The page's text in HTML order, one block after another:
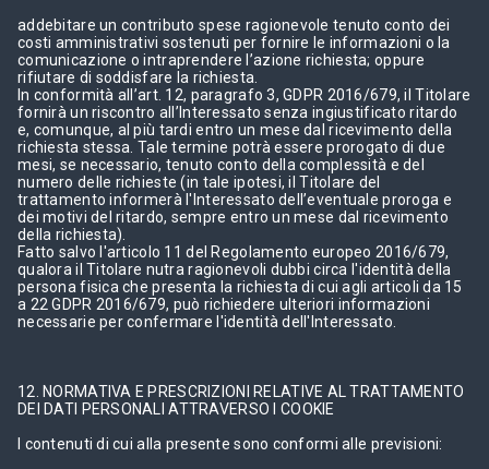
addebitare un contributo spese ragionevole tenuto conto dei
costi amministrativi sostenuti per fornire le informazioni o la
comunicazione o intraprendere l’azione richiesta; oppure
rifiutare di soddisfare la richiesta.
In conformità all’art. 12, paragrafo 3, GDPR 2016/679, il Titolare
fornirà un riscontro all’Interessato senza ingiustificato ritardo
e, comunque, al più tardi entro un mese dal ricevimento della
richiesta stessa. Tale termine potrà essere prorogato di due
mesi, se necessario, tenuto conto della complessità e del
numero delle richieste (in tale ipotesi, il Titolare del
trattamento informerà l'Interessato dell’eventuale proroga e
dei motivi del ritardo, sempre entro un mese dal ricevimento
della richiesta).
Fatto salvo l'articolo 11 del Regolamento europeo 2016/679,
qualora il Titolare nutra ragionevoli dubbi circa l'identità della
persona fisica che presenta la richiesta di cui agli articoli da 15
a 22 GDPR 2016/679, può richiedere ulteriori informazioni
necessarie per confermare l'identità dell'Interessato.
12. NORMATIVA E PRESCRIZIONI RELATIVE AL TRATTAMENTO
DEI DATI PERSONALI ATTRAVERSO I COOKIE
I contenuti di cui alla presente sono conformi alle previsioni: